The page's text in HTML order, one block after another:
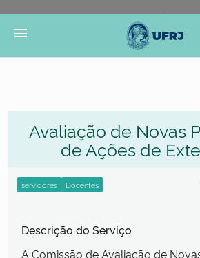
Portal do Governo Brasileiro
Governo
menu
Avaliação de Novas
de Ações de
Descrição do Serviço
A Comissão de Avaliação de